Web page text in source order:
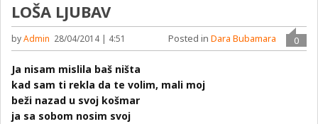
LOŠA LJUBAV
byAdmin 28/04/2014 | 4:51 0
Posted in Dara Bubamara
Ja nisam mislila baš ništa
kad sam ti rekla da te volim, mali moj
beži nazad u svoj košmar
ja sa sobom nosim svoj